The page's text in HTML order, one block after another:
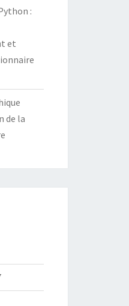
:
et
de la